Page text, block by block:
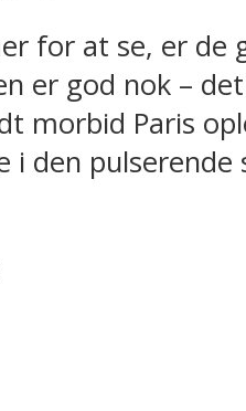
for at se, er de
er god nok –
morbid Paris
i den pulserende